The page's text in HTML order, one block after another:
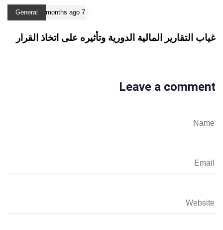
7 months ago
General
غياب التقارير المالية الدورية وتأثيره على اتخاذ القرار
Leave a comment